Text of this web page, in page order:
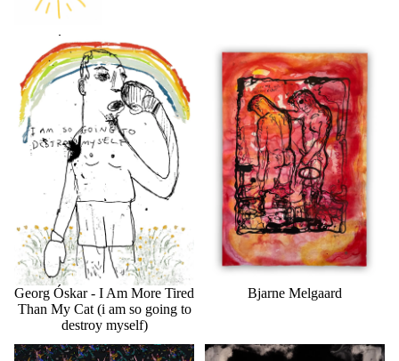
Georg Óskar - I Am More Tired
Than My Cat (i am so going to
destroy myself)
Georg Óskar - I Am More Tired
Than My Cat (i am so going to
destroy myself)
Bjarne Melgaard
LARDON Christian Houge